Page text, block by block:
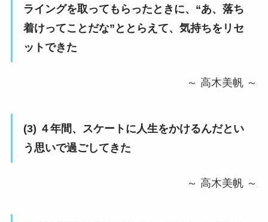
ライングを取ってもらったときに、“あ、落ち
着けってことだな”ととらえて、気持ちをリセ
ットできた
～ 高木美帆 ～
(3) ４年間、スケートに人生をかけるんだとい
う思いで過ごしてきた
～ 高木美帆 ～